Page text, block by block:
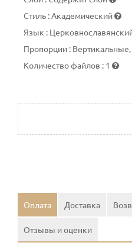
Стиль :Академический
Язык :
Пропорции : Вертикальные,
Количество файлов : 1
Оплата Доставка
Отзывы и оценки